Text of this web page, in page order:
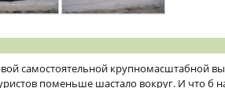
самостоятельной крупномасштабной
поменьше шастало вокруг. И что б